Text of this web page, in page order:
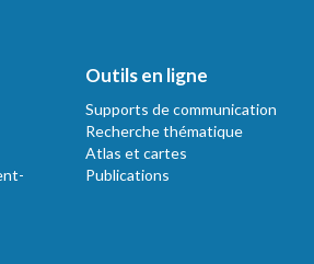
Outils en ligne
Supports de communication
Recherche thématique
Atlas et cartes
Publications